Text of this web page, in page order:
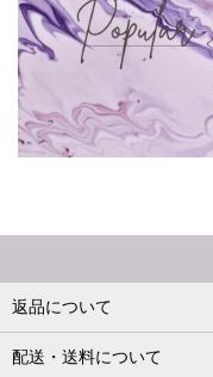
返品について
配送・送料について